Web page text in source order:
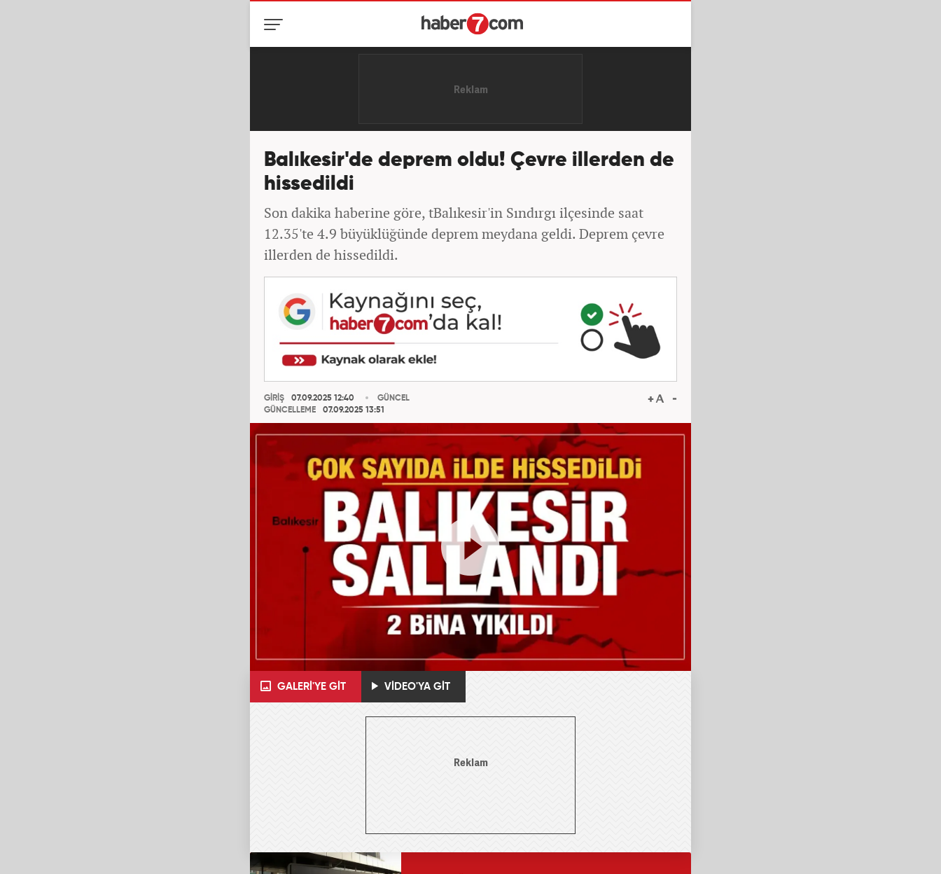
Balıkesir'de deprem oldu! Çevre illerden de
hissedildi
Son dakika haberine göre, tBalıkesir'in Sındırgı ilçesinde saat
12.35'te 4.9 büyüklüğünde deprem meydana geldi. Deprem çevre
illerden de hissedildi.
GİRİŞ
07.09.2025 12:40
GÜNCELLEME
07.09.2025 13:51
GÜNCEL
GALERİ'YE GİT VİDEO'YA GİT